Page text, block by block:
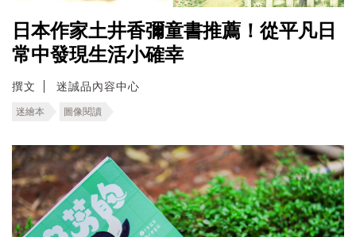
日本作家土井香彌童書推薦！從平凡日
常中發現生活小確幸
撰文 迷誠品內容中心
迷繪本 圖像閱讀